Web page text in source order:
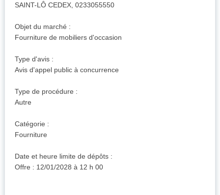
SAINT-LÔ CEDEX, 0233055550
Objet du marché :
Fourniture de mobiliers d'occasion
Type d'avis :
Avis d'appel public à concurrence
Type de procédure :
Autre
Catégorie :
Fourniture
Date et heure limite de dépôts :
Offre : 12/01/2028 à 12 h 00